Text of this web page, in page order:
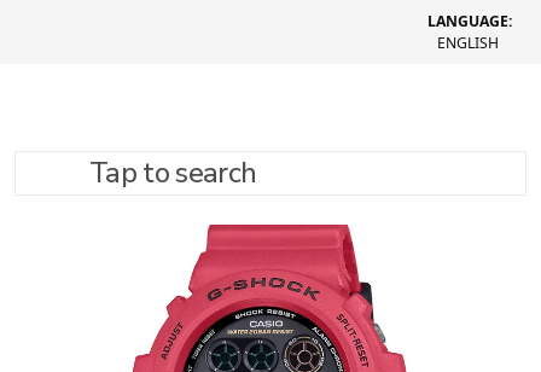
LANGUAGE:
ENGLISH
Tap to search